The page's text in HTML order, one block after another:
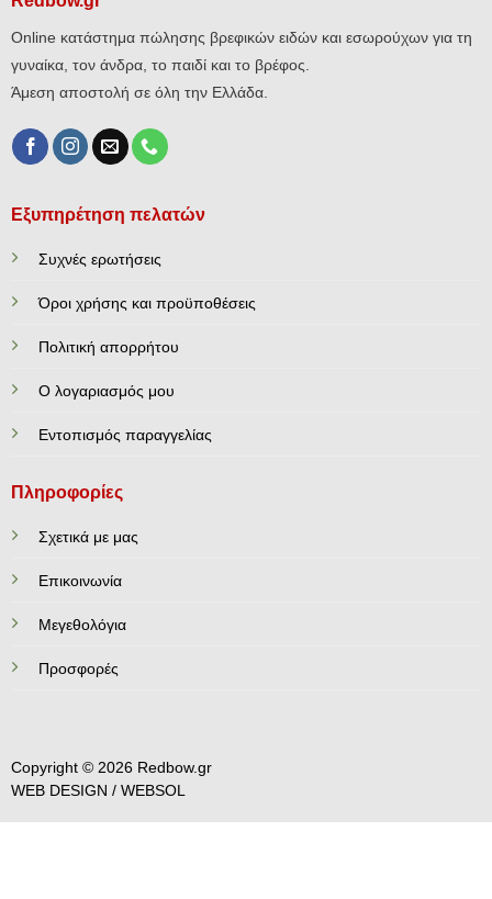
Online κατάστημα πώλησης βρεφικών ειδών και εσωρούχων για τη
γυναίκα, τον άνδρα, το παιδί και το βρέφος.
Άμεση αποστολή σε όλη την Ελλάδα.
Εξυπηρέτηση πελατών
Συχνές ερωτήσεις
Όροι χρήσης και προϋποθέσεις
Πολιτική απορρήτου
Ο λογαριασμός μου
Εντοπισμός παραγγελίας
Πληροφορίες
Σχετικά με μας
Επικοινωνία
Mεγεθολόγια
Προσφορές
Copyright © 2026 Redbow.gr
WEB DESIGN / WEBSOL